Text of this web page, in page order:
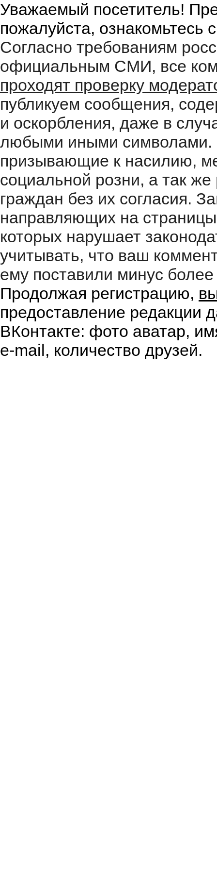
Уважаемый посетитель!
пожалуйста, ознакомьтесь
Согласно требованиям
официальным СМИ, все
проходят проверку
публикуем сообщения,
и оскорбления, даже в
любыми иными символами.
призывающие к насилию,
социальной розни, а так
граждан без их согласия.
направляющих на
которых нарушает
учитывать, что ваш
ему поставили минус
Продолжая регистрацию,
предоставление редакции
ВКонтакте: фото аватар,
e-mail, количество друзей.